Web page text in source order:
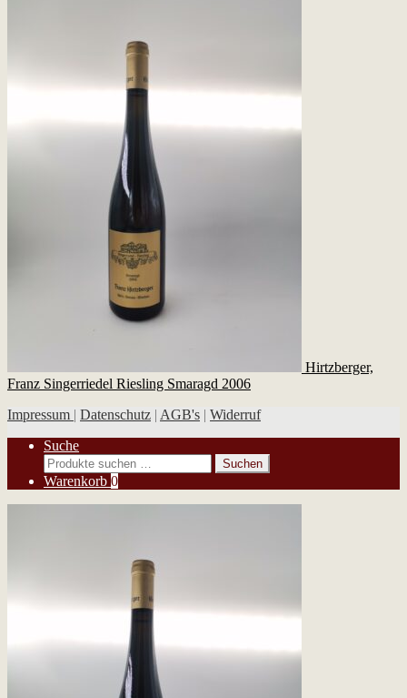
Hirtzberger,
Franz Singerriedel Riesling Smaragd 2006
Impressum | Datenschutz | AGB's | Widerruf
Suche
Suchen
nach:
Suchen
Warenkorb 0